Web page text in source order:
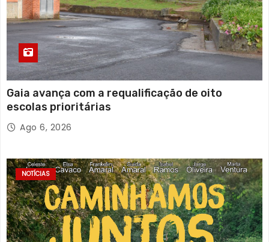
Gaia avança com a requalificação de oito
escolas prioritárias
Ago 6, 2026
NOTÍCIAS